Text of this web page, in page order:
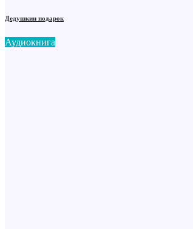
Дедушкин подарок
Аудиокнига